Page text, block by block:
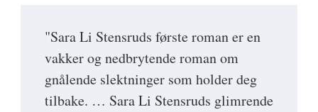
"Sara Li Stensruds første roman er en
vakker og nedbrytende roman om
gnålende slektninger som holder deg
tilbake. … Sara Li Stensruds glimrende